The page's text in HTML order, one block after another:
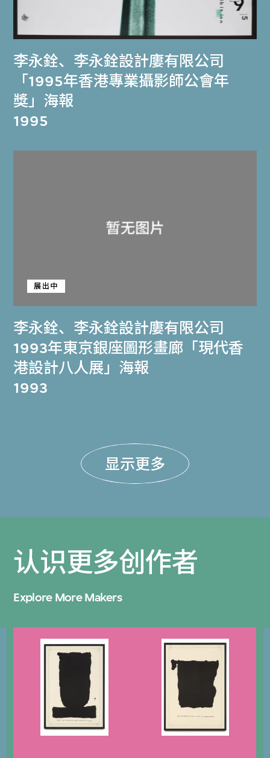
李永銓、 李永銓設計廔有限公司
「1995年香港專業攝影師公會年
獎」海報
1995
李永銓、 李永銓設計廔有限公司
展出中
1993年東京銀座圖形畫廊「現代香
港設計八人展」海報
1993
显示更多
认识更多创作者
Explore More Makers